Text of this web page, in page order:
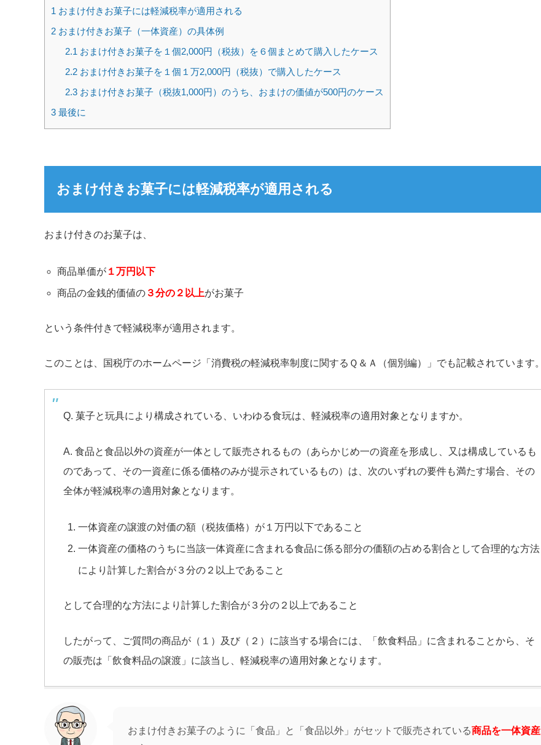
1 おまけ付きお菓子には軽減税率が適用される
2 おまけ付きお菓子（一体資産）の具体例
2.1 おまけ付きお菓子を１個2,000円（税抜）を６個まとめて購入したケース
2.2おまけ付きお菓子を１個１万2,000円（税抜）で購入したケース
2.3おまけ付きお菓子（税抜1,000円）のうち、おまけの価値が500円のケース
3 最後に
おまけ付きお菓子には軽減税率が適用される
おまけ付きのお菓子は、
商品単価が１万円以下
商品の金銭的価値の３分の２以上がお菓子
という条件付きで軽減税率が適用されます。
このことは、国税庁のホームページ「消費税の軽減税率制度に関するＱ＆Ａ（個別編）」でも記載されています。
Q. 菓子と玩具により構成されている、いわゆる食玩は、軽減税率の適用対象となりますか。
A. 食品と食品以外の資産が一体として販売されるもの（あらかじめ一の資産を形成し、又は構成しているも
のであって、その一資産に係る価格のみが提示されているもの）は、次のいずれの要件も満たす場合、その
全体が軽減税率の適用対象となります。
一体資産の譲渡の対価の額（税抜価格）が１万円以下であること
一体資産の価格のうちに当該一体資産に含まれる食品に係る部分の価額の占める割合として合理的な方法
により計算した割合が３分の２以上であること
として合理的な方法により計算した割合が３分の２以上であること
したがって、ご質問の商品が（１）及び（２）に該当する場合には、「飲食料品」に含まれることから、そ
の販売は「飲食料品の譲渡」に該当し、軽減税率の適用対象となります。
おまけ付きお菓子のように「食品」と「食品以外」がセットで販売されている商品を一体資産